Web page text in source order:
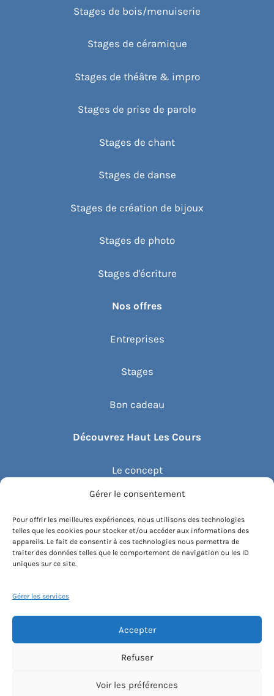
Gérer le consentement
Pour offrir les meilleures expériences, nous utilisons des technologies
telles que les cookies pour stocker et/ou accéder aux informations des
appareils. Le fait de consentir à ces technologies nous permettra de
traiter des données telles que le comportement de navigation ou les ID
uniques sur ce site.
Gérer les services
Accepter
Refuser
Voir les préférences
Stages de bois/menuiserie
Stages de céramique
Stages de théâtre & impro
Stages de prise de parole
Stages de chant
Stages de danse
Stages de création de bijoux
Stages de photo
Stages d'écriture
Nos offres
Entreprises
Stages
Bon cadeau
Découvrez Haut Les Cours
Le concept
Blog
Conditions générales de vente
Mentions légales
Politique de cookies